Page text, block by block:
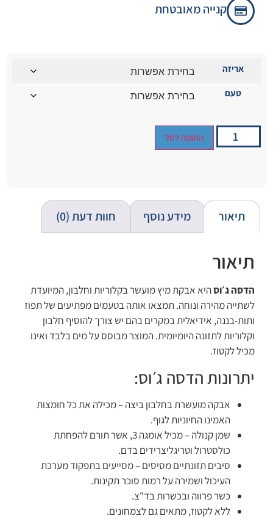
קנייה מאובטחת
אריזה
טעם
הוספה לסל
תיאור מידע נוסף חוות דעת (0)
תיאור
הדסה ג׳וסהיא אבקת מיץ מועשר בקלוריות וחלבון, המיועדת
לשתייה מהירה ונוחה. תמצאו אותה בטעמים מפתיעים של תפוז
ותות-בננה, אידיאלית במקרים בהם יש צורך להוסיף חלבון
וקלוריות לתזונה היומיומית. המוצר מבוסס על מים בלבד ואינו
מכיל לקטוז.
יתרונות הדסה ג׳וס:
אבקה מועשרת בחלבון ביצה – מכילה את כל חומצות
האמינו החיוניות לגוף.
שמן קנולה – מכיל אומגה 3, אשר תורם להפחתת
כולסטרול וטריגליצרידים בדם.
סיבים תזונתיים מסיסים – מסייעים בתפקוד מערכת
העיכול ושמירה על רמות סוכר תקינות.
כשר פרווה ובכשרות בד"צ.
ללא לקטוז, מתאים גם לצמחונים.